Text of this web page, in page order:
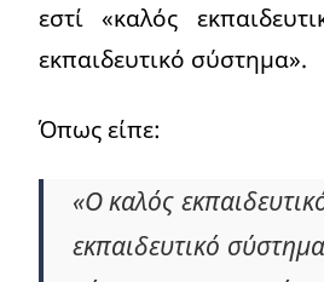
εστί «καλός
εκπαιδευτικό σύστημα».
Όπως είπε:
«Ο καλός
εκπαιδευτικό